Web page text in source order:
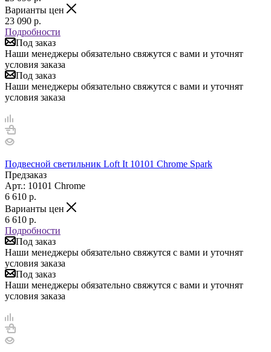
Варианты цен
23 090 р.
Подробности
Под заказ
Наши менеджеры обязательно свяжутся с вами и уточнят
условия заказа
Под заказ
Наши менеджеры обязательно свяжутся с вами и уточнят
условия заказа
Подвесной светильник Loft It 10101 Chrome Spark
Предзаказ
Арт.: 10101 Chrome
6 610 р.
Варианты цен
6 610 р.
Подробности
Под заказ
Наши менеджеры обязательно свяжутся с вами и уточнят
условия заказа
Под заказ
Наши менеджеры обязательно свяжутся с вами и уточнят
условия заказа